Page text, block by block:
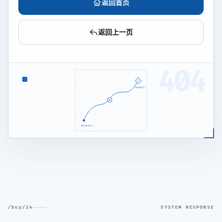
返回首页
返回上一页
REQUEST
TARGET
/buy/24 SYSTEM RESPONSE